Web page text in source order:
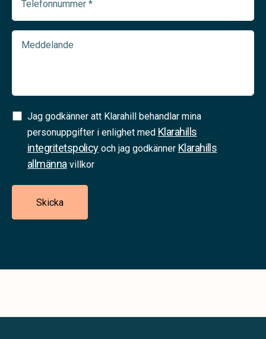
(Required)
Meddelande
Samtycke
(Required)
Jag godkänner att Klarahill behandlar mina
personuppgifter i enlighet med Klarahills
integritetspolicyoch jag godkänner Klarahills
allmänna villkor
Skicka